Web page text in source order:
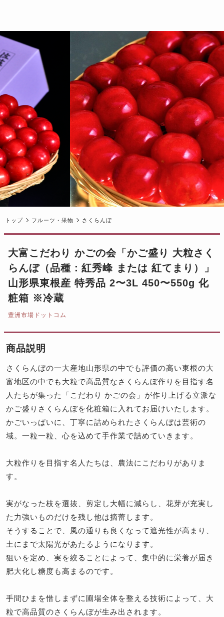
トップ フルーツ・果物 さくらんぼ
大富こだわり かごの会「かご盛り 大粒さく
らんぼ（品種：紅秀峰 または 紅てまり）」
山形県東根産 特秀品 2〜3L 450〜550g 化
粧箱 ※冷蔵
豊洲市場ドットコム
商品説明
さくらんぼの一大産地山形県の中でも評価の高い東根の大
富地区の中でも大粒で高品質なさくらんぼ作りを目指す名
人たちが集った「こだわり かごの会」が作り上げる立派な
かご盛りさくらんぼを化粧箱に入れてお届けいたします。
かごいっぱいに、丁寧に詰められたさくらんぼは芸術の
域。一粒一粒、心を込めて手作業で詰めていきます。
大粒作りを目指す名人たちは、農法にこだわりがありま
す。
実がなった枝を選抜、剪定し大幅に減らし、花芽が充実し
た力強いものだけを残し他は摘蕾します。
そうすることで、風の通りも良くなって遮光性が高まり、
土にまで太陽光があたるようになります。
狙いを定め、実を絞ることによって、集中的に栄養が届き
肥大化し糖度も高まるのです。
手間ひまを惜しまずに圃場全体を整える技術によって、大
粒で高品質のさくらんぼが生み出されます。